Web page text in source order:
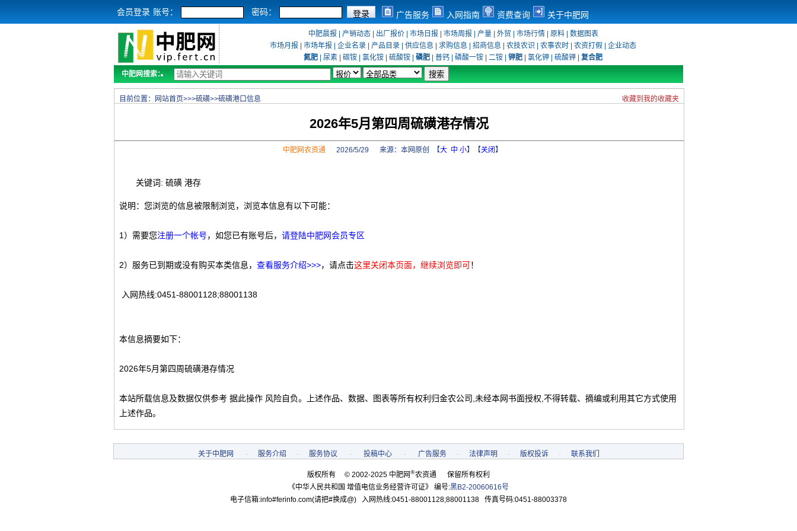
会员登录 账号： 密码： 广告服务 入网指南 资费查询 关于中肥网
中肥晨报 产销动态| 出厂报价| 市场日报 市场周报 产量| 外贸 市场行情| 原料| 数据图表
市场月报
市场年报 企业名录 产品目录 供应信息 求购信息 招商信息 农技农识 农事农时 农资打假
企业动态
氮肥
尿素 碳铵 氯化铵 硫酸铵 磷肥 普钙 磷酸一铵 二铵 钾肥 氯化钾 硫酸钾
复合肥
中肥网搜索：
目前位置： 网站首页>>>硫磺>>硫磺港口信息 收藏到我的收藏夹
2026年5月第四周硫磺港存情况
中肥网农资通 2026/5/29 来源： 本网原创 【大 中 小】【关闭】
关键词: 硫磺 港存
说明：您浏览的信息被限制浏览，浏览本信息有以下可能：
1）需要您注册一个帐号，如您已有账号后， 请登陆中肥网会员专区
2）服务已到期或没有购买本类信息， 查看服务介绍>>>，请点击这里关闭本页面，继续浏览即可！
入网热线:0451-88001128;88001138
本信息摘要如下：
2026年5月第四周硫磺港存情况
本站所载信息及数据仅供参考 据此操作 风险自负。上述作品、数据、图表等所有权利归金农公司,未经本网书面授权,不得转载、摘编或利用其它方式使用
上述作品。
关于中肥网 - 服务介绍 - 服务协议 - 投稿中心 - 广告服务 - 法律声明 - 版权投诉 - 联系我们
版权所有 © 2002-2025 中肥网®农资通 保留所有权利
《中华人民共和国 增值电信业务经营许可证》 编号:黑B2-20060616号
电子信箱:info#ferinfo.com(请把#换成@) 入网热线:0451-88001128;88001138 传真号码:0451-88003378